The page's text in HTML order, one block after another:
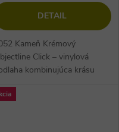
DETAIL
Kameň Krémový
Click – vinylová
kombinujúca krásu
HDF dosky a